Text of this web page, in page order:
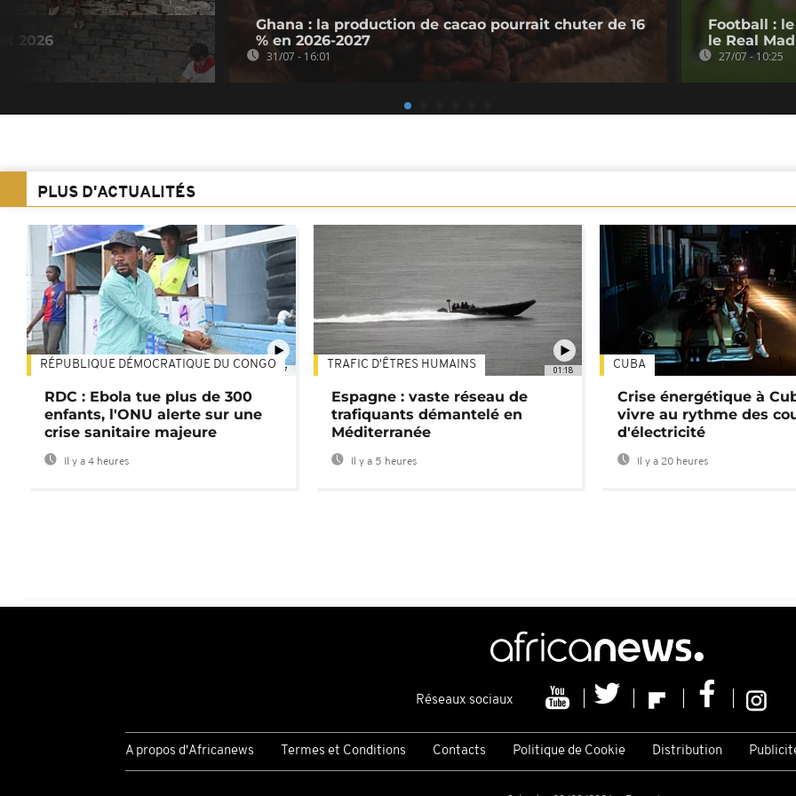
2026
Ghana : la production de cacao pourrait chuter de 16
% en 2026-2027
31/07 - 16:01
Football :
le Real
27/07 - 10:25
PLUS D'ACTUALITÉS
01:47
RÉPUBLIQUE DÉMOCRATIQUE DU CONGO
RDC : Ebola tue plus de 300
enfants, l'ONU alerte sur une
crise sanitaire majeure
Il y a 4 heures
01:18
TRAFIC D'ÊTRES HUMAINS
Espagne : vaste réseau de
trafiquants démantelé en
Méditerranée
Il y a 5 heures
CUBA
Crise énergétique à
vivre au rythme des
d'électricité
Il y a 20 heures
Réseaux sociaux
A propos d'Africanews Termes et Conditions Contacts Politique de Cookie Distribution